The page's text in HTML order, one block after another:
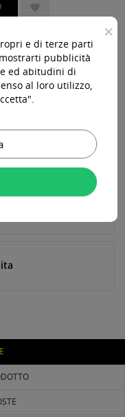

per ottenere la
in comode rate
×
e di terze parti
pubblicità
ed abitudini di
al loro utilizzo,